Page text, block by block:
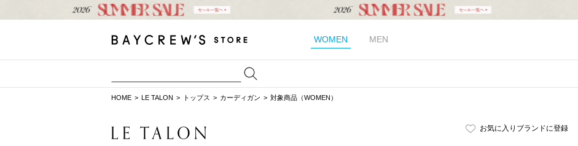
WOMEN MEN
HOME LE TALON トップス カーディガン 対象商品（WOMEN）
お気に入りブランドに登録